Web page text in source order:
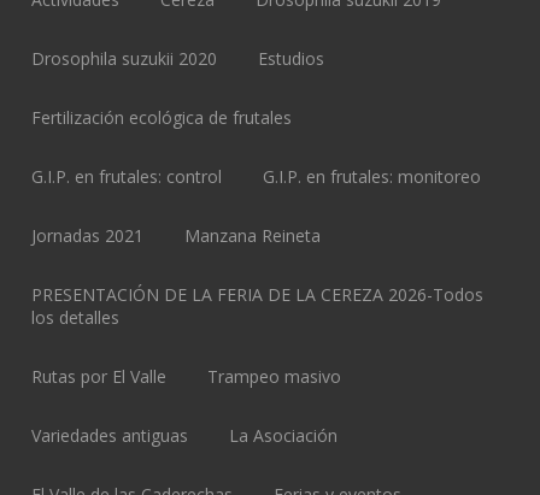
Drosophila suzukii 2020 Estudios
Fertilización ecológica de frutales
G.I.P. en frutales: control G.I.P. en frutales: monitoreo
Jornadas 2021 Manzana Reineta
PRESENTACIÓN DE LA FERIA DE LA CEREZA 2026-Todos
los detalles
Rutas por El Valle Trampeo masivo
Variedades antiguas La Asociación